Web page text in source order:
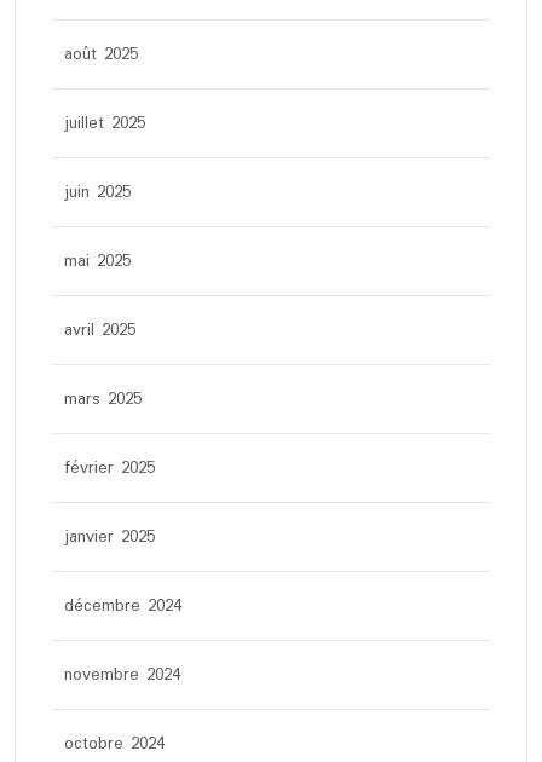
août 2025
juillet 2025
juin 2025
mai 2025
avril 2025
mars 2025
février 2025
janvier 2025
décembre 2024
novembre 2024
octobre 2024